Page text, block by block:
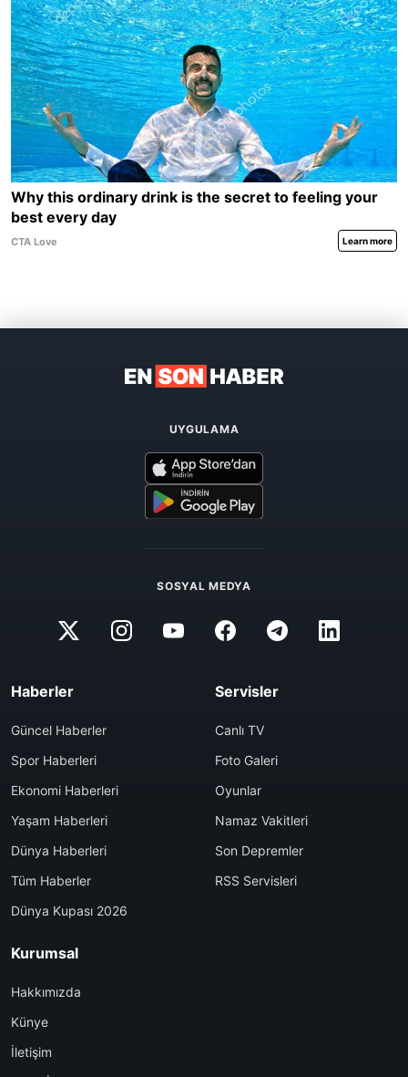
UYGULAMA
SOSYAL MEDYA
Haberler
Güncel Haberler
Spor Haberleri
Ekonomi Haberleri
Yaşam Haberleri
Dünya Haberleri
Tüm Haberler
Dünya Kupası 2026
Servisler
Canlı TV
Foto Galeri
Oyunlar
Namaz Vakitleri
Son Depremler
RSS Servisleri
Kurumsal
Hakkımızda
Künye
İletişim